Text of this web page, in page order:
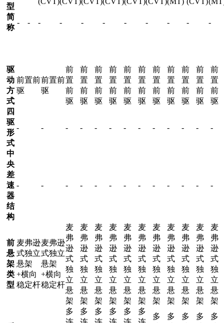
型
简
称
- - - - - - - - - - -
驱
动
方
式
前置前
驱
前置前
驱
前
置
前
驱
前
置
前
驱
前
置
前
驱
前
置
前
驱
前
置
前
驱
前
置
前
驱
前
置
前
驱
前
置
前
驱
前
置
前
驱
前
置
前
驱
前
置
前
驱
四
驱
形
式
- - - - - - - - - - - - -
中
央
差
速
器
结
构
- - - - - - - - - - - - -
前
悬
架
类
型
麦弗逊
式独立
悬架
+横向
稳定杆
麦弗逊
式独立
悬架
+横向
稳定杆
麦
弗
逊
式
独
立
悬
架
麦
弗
逊
式
独
立
悬
架
麦
弗
逊
式
独
立
悬
架
麦
弗
逊
式
独
立
悬
架
麦
弗
逊
式
独
立
悬
架
麦
弗
逊
式
独
立
悬
架
麦
弗
逊
式
独
立
悬
架
麦
弗
逊
式
独
立
悬
架
麦
弗
逊
式
独
立
悬
架
麦
弗
逊
式
独
立
悬
架
麦
弗
逊
式
独
立
悬
架
多
多
多
多
多
多
多
多
多
多
多